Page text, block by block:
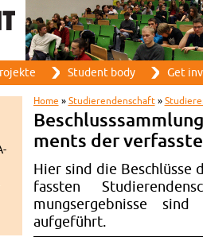
Stu­dent body Get
You are here
Home » Studieren­den­schaft»
ments der
Hier sind die
fassten
mungsergeb­nisse
aufgeführt.